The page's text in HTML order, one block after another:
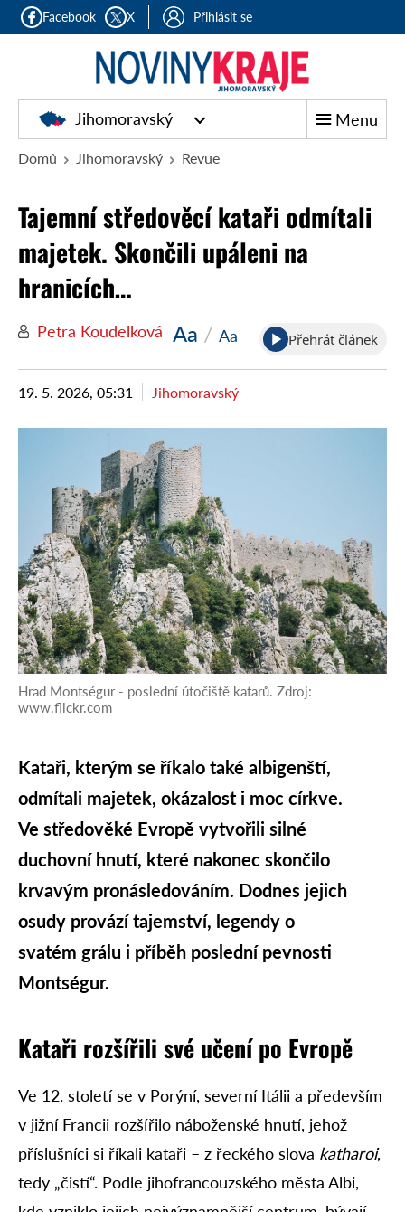
Facebook X Přihlásit se
Jihomoravský Menu
Domů Jihomoravský Revue
Tajemní středověcí kataři odmítali
majetek. Skončili upáleni na
hranicích…
Petra Koudelková Aa / Aa Přehrát článek
19. 5. 2026, 05:31 Jihomoravský
Hrad Montségur - poslední útočiště katarů. Zdroj:
www.flickr.com
Kataři, kterým se říkalo také albigenští,
odmítali majetek, okázalost i moc církve.
Ve středověké Evropě vytvořili silné
duchovní hnutí, které nakonec skončilo
krvavým pronásledováním. Dodnes jejich
osudy provází tajemství, legendy o
svatém grálu i příběh poslední pevnosti
Montségur.
Kataři rozšířili své učení po Evropě
Ve 12. století se v Porýní, severní Itálii a především
v jižní Francii rozšířilo náboženské hnutí, jehož
příslušníci si říkali kataři – z řeckého slova katharoi,
tedy „čistí“. Podle jihofrancouzského města Albi,